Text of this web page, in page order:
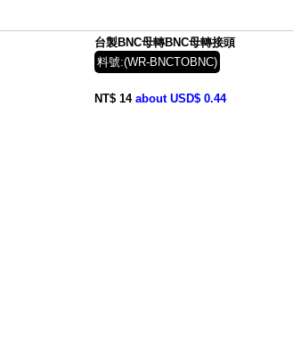
台製BNC母轉BNC母轉接頭
料號:(WR-BNCTOBNC)
NT$ 14 about USD$ 0.44